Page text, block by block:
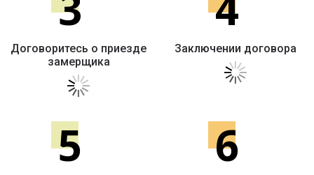
Договоритесь о приезде
замерщика
Заключении договора
5 6